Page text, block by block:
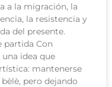
a la migración, la
la resistencia y
del presente.
partida Con
idea que
mantenerse
pero dejando